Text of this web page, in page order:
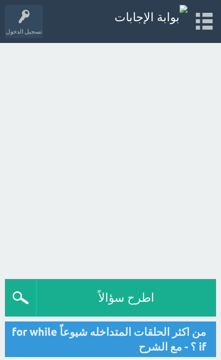
تسجيل الدخول
اطرح سؤالاً
من اكثر الحلقات المتداخله شيوعاً for while
if ؟ - مع الشرح